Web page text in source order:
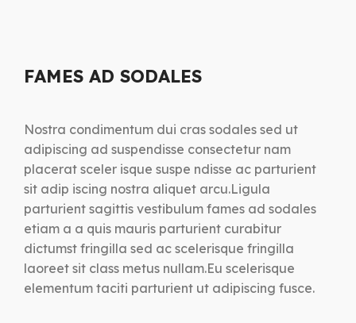
FAMES AD SODALES
Nostra condimentum dui cras sodales sed ut
adipiscing ad suspendisse consectetur nam
placerat sceler isque suspe ndisse ac parturient
sit adip iscing nostra aliquet arcu.Ligula
parturient sagittis vestibulum fames ad sodales
etiam a a quis mauris parturient curabitur
dictumst fringilla sed ac scelerisque fringilla
laoreet sit class metus nullam.Eu scelerisque
elementum taciti parturient ut adipiscing fusce.